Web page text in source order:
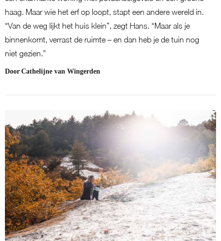
haag. Maar wie het erf op loopt, stapt een andere wereld in.
“Van de weg lijkt het huis klein”, zegt Hans. “Maar als je
binnenkomt, verrast de ruimte – en dan heb je de tuin nog
niet gezien.”
Door Cathelijne van Wingerden